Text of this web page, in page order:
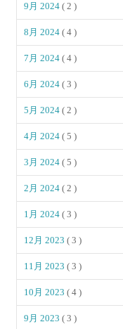
9月 2024( 2 )
8月 2024( 4 )
7月 2024( 4 )
6月 2024( 3 )
5月 2024( 2 )
4月 2024( 5 )
3月 2024( 5 )
2月 2024( 2 )
1月 2024( 3 )
12月 2023( 3 )
11月 2023( 3 )
10月 2023( 4 )
9月 2023( 3 )